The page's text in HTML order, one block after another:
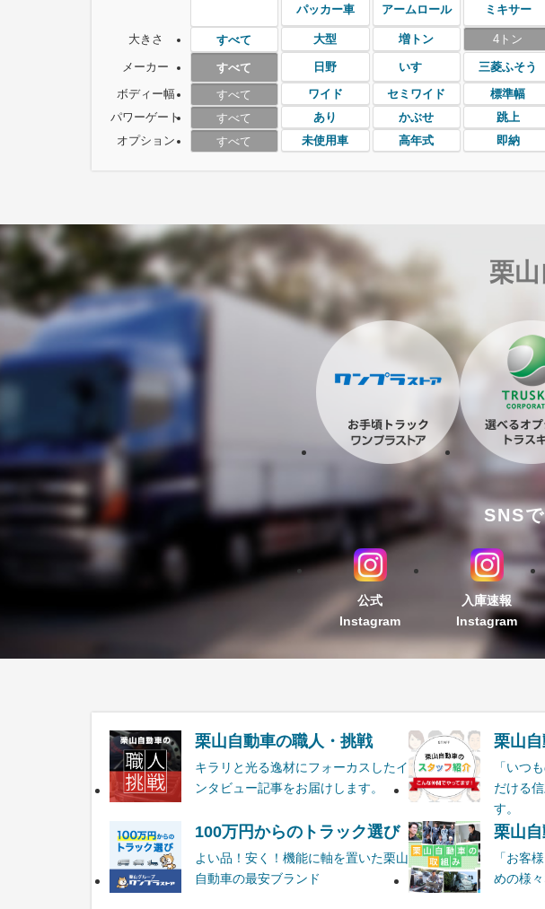
パッカー車 アームロール ミキサー
大きさ
すべて 大型 増トン 4トン
メーカー すべて 日野 いすゞ 三菱ふそう
ボディー幅
すべて ワイド セミワイド 標準幅
パワーゲート
すべて あり かぶせ 跳上
オプション
すべて 未使用車 高年式 即納
栗
SNS
公式
Instagram
入庫速報
Instagram
栗山自動車の職人・挑戦
キラリと光る逸材にフォーカスしたイ
ンタビュー記事をお届けします。
栗山
「いつ
だける
す。
100万円からのトラック選び
よい品！安く！機能に軸を置いた栗山
自動車の最安ブランド
栗山
「お客
めの様